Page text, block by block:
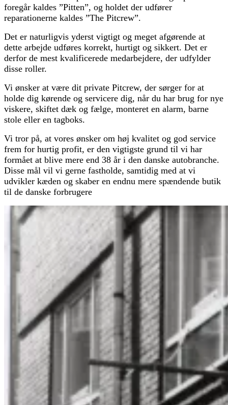
foregår kaldes ”Pitten”, og holdet der udfører
reparationerne kaldes ”The Pitcrew”.
Det er naturligvis yderst vigtigt og meget afgørende at
dette arbejde udføres korrekt, hurtigt og sikkert. Det er
derfor de mest kvalificerede medarbejdere, der udfylder
disse roller.
Vi ønsker at være dit private Pitcrew, der sørger for at
holde dig kørende og servicere dig, når du har brug for nye
viskere, skiftet dæk og fælge, monteret en alarm, barne
stole eller en tagboks.
Vi tror på, at vores ønsker om høj kvalitet og god service
frem for hurtig profit, er den vigtigste grund til vi har
formået at blive mere end 38 år i den danske autobranche.
Disse mål vil vi gerne fastholde, samtidig med at vi
udvikler kæden og skaber en endnu mere spændende butik
til de danske forbrugere